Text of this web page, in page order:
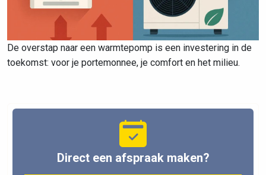
De overstap naar een warmtepomp is een investering in de
toekomst: voor je portemonnee, je comfort en het milieu.
Direct een afspraak maken?